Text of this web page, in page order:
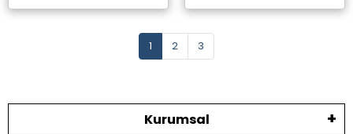
1 2 3
Kurumsal